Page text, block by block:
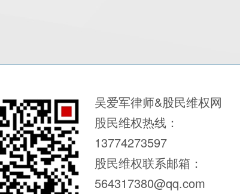
吴爱军律师&股民维权网
股民维权热线：
13774273597
股民维权联系邮箱：
564317380@qq.com